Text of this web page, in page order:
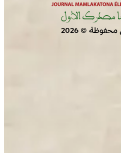
داخل عشة بمنطقة منابع
© 2026